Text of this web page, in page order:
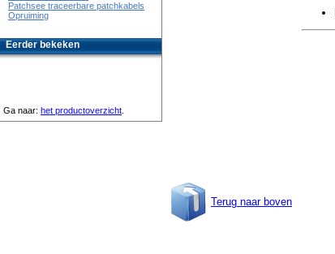
Terug naar boven
Patchsee traceerbare patchkabels
Opruiming
Eerder bekeken
Ga naar: het productoverzicht